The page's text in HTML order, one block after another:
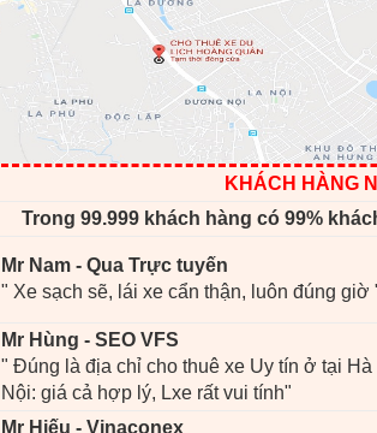
KHÁCH HÀNG
Trong 99.999 khách hàng có 99%
Mr Nam - Qua Trực tuyến
" Xe sạch sẽ, lái xe cẩn thận, luôn đúng giờ
Mr Hùng - SEO VFS
" Đúng là địa chỉ cho thuê xe Uy tín ở tại Hà
Nội: giá cả hợp lý, Lxe rất vui tính"
Mr Hiếu - Vinaconex